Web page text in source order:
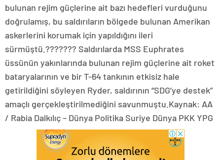
bulunan rejim güçlerine ait bazı hedefleri vurduğunu
doğrulamış, bu saldırıların bölgede bulunan Amerikan
askerlerini korumak için yapıldığını ileri
sürmüştü.??????? Saldırılarda MSS Euphrates
üssünün yakınlarında bulunan rejim güçlerine ait roket
bataryalarının ve bir T-64 tankının etkisiz hale
getirildiğini söyleyen Ryder, saldırının “SDG’ye destek”
amaçlı gerçekleştirilmediğini savunmuştu.Kaynak: AA
/ Rabia Dalkılıç – Dünya Politika Suriye Dünya PKK YPG